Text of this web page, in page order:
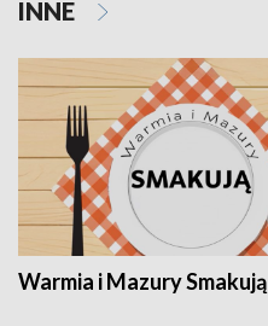
INNE
Warmia i Mazury Smakują